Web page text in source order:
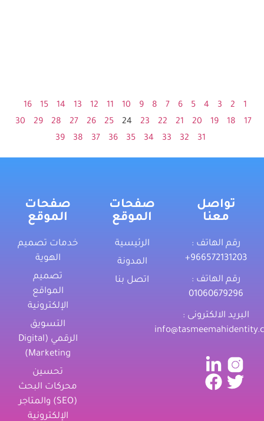
1
2
3
4
5
6
7
8
9
10
11
12
13
14
15
16
17
18
19
20
21
22
23
24
25
26
27
28
29
30
31
32
33
34
35
36
37
38
39
تواصل
معنا
رقم الهاتف :
‎+966572131203
رقم الهاتف :
01060679296
البريد الالكترونى :
صفحات
الموقع
الرئيسية
المدونة
اتصل بنا
صفحات
الموقع
خدمات تصميم
الهوية
تصميم
المواقع
الإلكترونية
التسويق
الرقمي (Digital
Marketing)
تحسين
محركات البحث
(SEO) والمتاجر
الإلكترونية